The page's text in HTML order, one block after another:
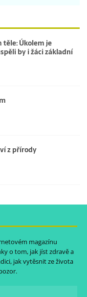
těle: Úkolem je
by i žáci základní
z přírody
magazínu
o tom, jak jíst zdravě a
jak vytěsnit ze života